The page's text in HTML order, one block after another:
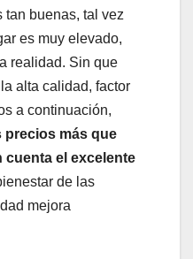
tan buenas, tal vez
es muy elevado,
realidad. Sin que
alta calidad, factor
a continuación,
precios más que
cuenta el excelente
de las
mejora